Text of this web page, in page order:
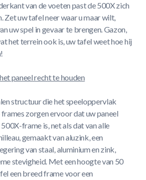
van de voeten past de 500X zich
Zet uw tafel neer waar u maar wilt,
uw spel in gevaar te brengen. Gazon,
het terrein ook is, uw tafel weet hoe hij
paneel recht te houden
structuur die het speeloppervlak
zorgen ervoor dat uw paneel
frame is, net als dat van alle
gemaakt van aluzink, een
van staal, aluminium en zink,
stevigheid. Met een hoogte van 50
een breed frame voor een